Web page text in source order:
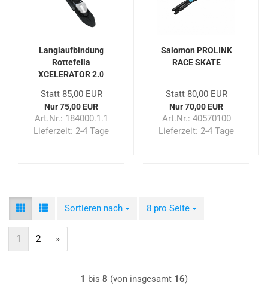
Langlaufbindung
Rottefella
XCELERATOR 2.0
Statt 85,00 EUR
Nur 75,00 EUR
Art.Nr.: 184000.1.1
Lieferzeit: 2-4 Tage
Salomon PROLINK
RACE SKATE
Statt 80,00 EUR
Nur 70,00 EUR
Art.Nr.: 40570100
Lieferzeit: 2-4 Tage
Sortieren nach
Sortieren nach 8 pro Seite
pro Seite
1 2 »
1 bis 8 (von insgesamt 16)